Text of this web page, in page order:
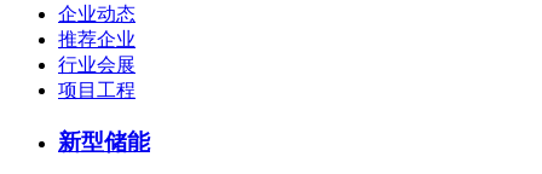
企业动态
推荐企业
行业会展
项目工程
新型储能